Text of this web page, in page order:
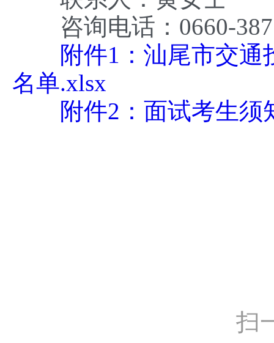
咨询电话：0660-
附件1：汕尾市交通
名单.xlsx
附件2：面试考生须
扫